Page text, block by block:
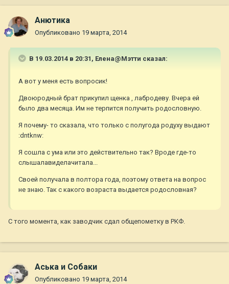
Анютика
Опубликовано 19 марта, 2014
В 19.03.2014 в 20:31, Елена@Мэтти сказал:
А вот у меня есть вопросик!
Двоюродный брат прикупил щенка , лабродеву. Вчера ей
было два месяца. Им не терпится получить родословную.
Я почему- то сказала, что только с полугода родуху выдают
:dntknw:
Я сошла с ума или это действительно так? Вроде где-то
слышалавиделачитала...
Своей получала в полтора года, поэтому ответа на вопрос
не знаю. Так с какого возраста выдается родословная?
С того момента, как заводчик сдал общепометку в РКФ.
Аська и Собаки
Опубликовано 19 марта, 2014